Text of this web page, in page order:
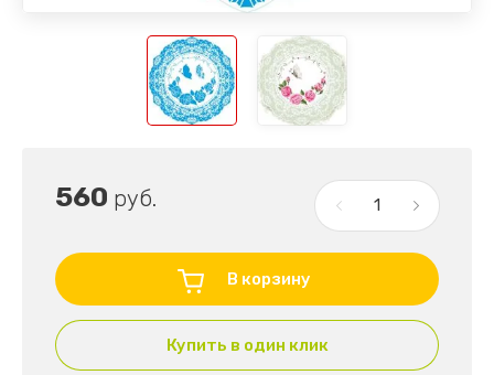
560 руб.
В корзину
Купить в один клик